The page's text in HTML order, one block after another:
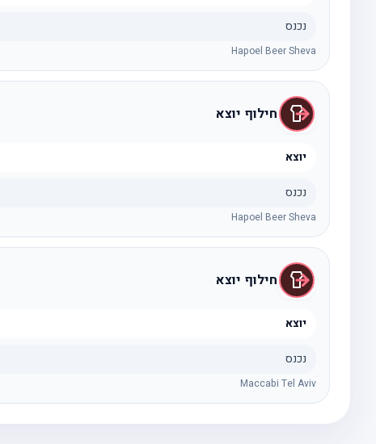
נכנס
Hapoel Beer Sheva
חילוף יוצא
יוצא
נכנס
Hapoel Beer Sheva
חילוף יוצא
יוצא
נכנס
Maccabi Tel Aviv